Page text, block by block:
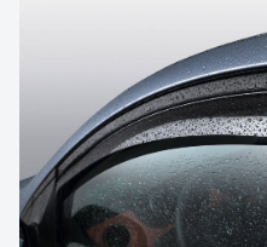
imágenes